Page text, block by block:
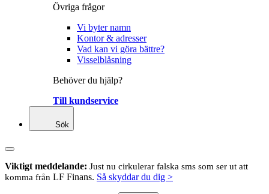
Övriga frågor
Vi byter namn
Kontor & adresser
Vad kan vi göra bättre?
Visselblåsning
Behöver du hjälp?
Till kundservice
Sök
Viktigt meddelande: Just nu cirkulerar falska sms som ser ut att
komma från LF Finans. Så skyddar du dig >